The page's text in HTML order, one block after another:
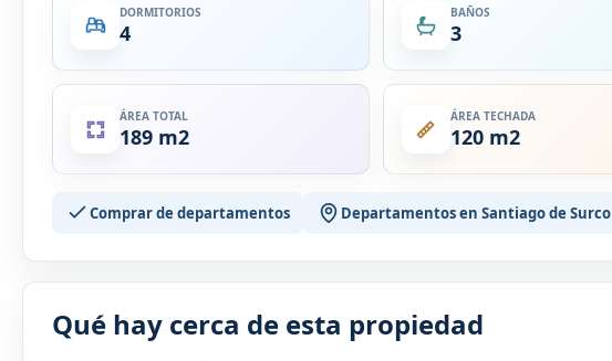
DORMITORIOS
4
BAÑOS
3
ÁREA TOTAL
189 m2
ÁREA TECHADA
120 m2
Comprar de departamentos Departamentos en Santiago de Surco
Qué hay cerca de esta propiedad